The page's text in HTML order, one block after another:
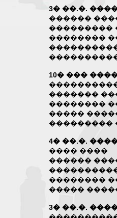
3� ��.�.
������
���������
��������
10� ���
�������
��������
�����
���������
4� ��.�.
���� ����
������
��������
�����
3� ��.�.